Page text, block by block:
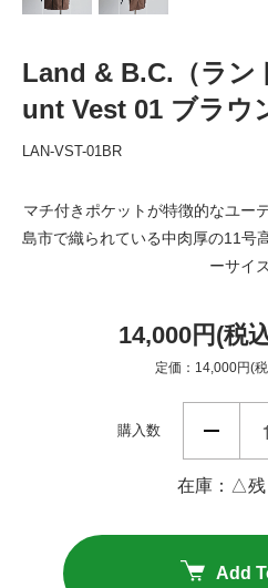
Land & B.C.（ラン
unt Vest 01 ブラウ
LAN-VST-01BR
マチ付きポケットが特徴的なユー
島市で織られている中肉厚の11号
ーサイズ
14,000円(税
定価：14,000円(
購入数
在庫：△残
Add